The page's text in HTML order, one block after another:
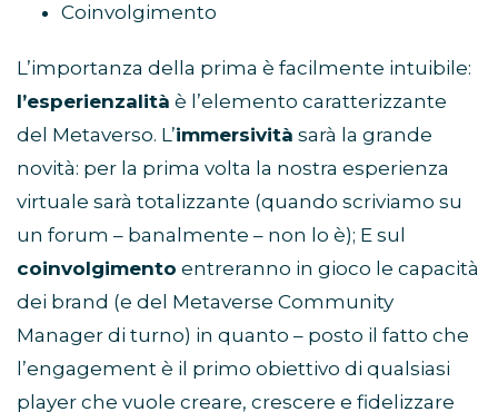
Coinvolgimento
L’importanza della prima è facilmente intuibile:
l’esperienzalità è l’elemento caratterizzante
del Metaverso. L’immersività sarà la grande
novità: per la prima volta la nostra esperienza
virtuale sarà totalizzante (quando scriviamo su
un forum – banalmente – non lo è); E sul
coinvolgimento entreranno in gioco le capacità
dei brand (e del Metaverse Community
Manager di turno) in quanto – posto il fatto che
l’engagement è il primo obiettivo di qualsiasi
player che vuole creare, crescere e fidelizzare